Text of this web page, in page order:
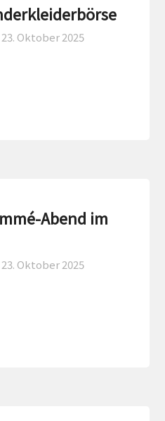
23. Oktober 2025
Abend im
23. Oktober 2025